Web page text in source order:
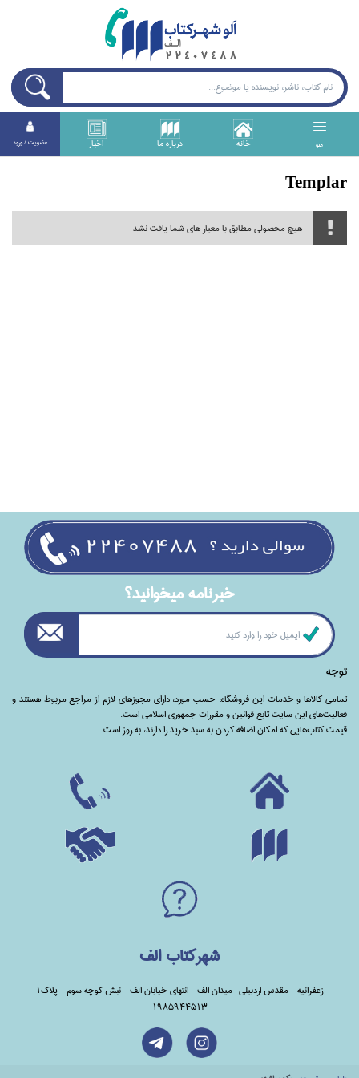
منو خانه درباره ما اخبار عضويت / ورود
Templar
هیچ محصولی مطابق با معیار های شما یافت نشد
خبرنامه ميخوانيد؟
توجه
تمامی‌ کالاها و خدمات این فروشگاه، حسب مورد،‌ دارای مجوزهای لازم از مراجع مربوط هستند ‌و‌‌
فعالیت‌های این سایت تابع قوانین و مقررات جمهوری اسلامی است.
قیمت کتاب‌هایی که امکان اضافه کردن به سبد خرید را دارند،‌ به روز است.
شهرکتاب الف
زعفرانیه - مقدس اردبیلی -میدان الف - انتهای خیابان الف - نبش کوچه سوم - پلاک1
1985944513